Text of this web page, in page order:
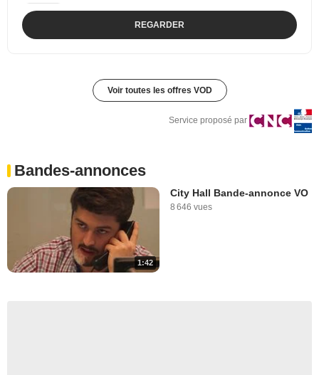
REGARDER
Voir toutes les offres VOD
Service proposé par
Bandes-annonces
1:42
City Hall Bande-annonce VO
8 646 vues